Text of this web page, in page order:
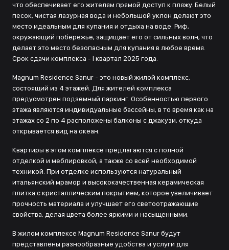
что обеспечивает его жителям прямой доступ к пляжу. Белый
песок, чистая лазурная вода и небольшой уклон делают это
место идеальным для купания и отдыха на воде. Риф,
окружающий побережье, защищает его от сильных волн, что
делает это место безопасным для купания в любое время.
Срок сдачи комплекса - I квартал 2025 года.
Magnum Residence Sanur - это новый жилой комплекс,
состоящий из 4 этажей. Для жителей комплекса
предусмотрен подземный паркинг. Особенностью первого
этажа являются индивидуальные бассейны, в то время как на
этажах со 2 по 4 расположены балконы с джакузи, откуда
открывается вид на океан.
Квартиры в этом комплексе предлагаются с полной
отделкой и меблировкой, а также со всей необходимой
техникой. При отделке используются натуральный
итальянский мрамор и высококачественная керамическая
плитка с кристаллическим покрытием, которое увеличивает
прочность материала и улучшает его светоотражающие
свойства, делая цвета более яркими и насыщенными.
В жилом комплексе Magnum Residence Sanur будут
представлены разнообразные удобства и услуги для